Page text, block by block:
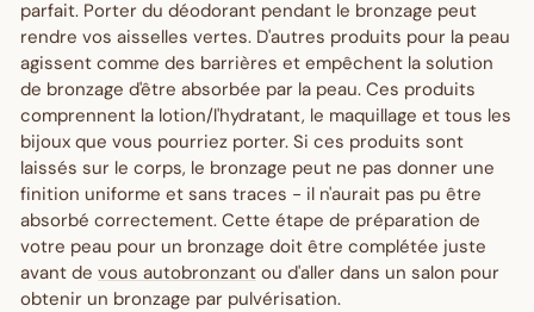
parfait. Porter du déodorant pendant le bronzage peut
rendre vos aisselles vertes. D'autres produits pour la peau
agissent comme des barrières et empêchent la solution
de bronzage d'être absorbée par la peau. Ces produits
comprennent la lotion/l'hydratant, le maquillage et tous les
bijoux que vous pourriez porter. Si ces produits sont
laissés sur le corps, le bronzage peut ne pas donner une
finition uniforme et sans traces - il n'aurait pas pu être
absorbé correctement. Cette étape de préparation de
votre peau pour un bronzage doit être complétée juste
avant de vous autobronzant ou d'aller dans un salon pour
obtenir un bronzage par pulvérisation.